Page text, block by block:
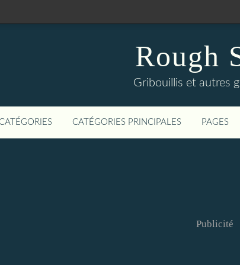
Rough
Gribouillis et autres
CATÉGORIES PRINCIPALES PAGES
Publicité